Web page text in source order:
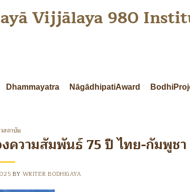
Dhammayatra NāgādhipatiAward
Vijjālaya 980
สถาบัน
ความสัมพันธ์ 75 ปี ไทย-กัมพูชา
BY WRITER BODHIGAYA